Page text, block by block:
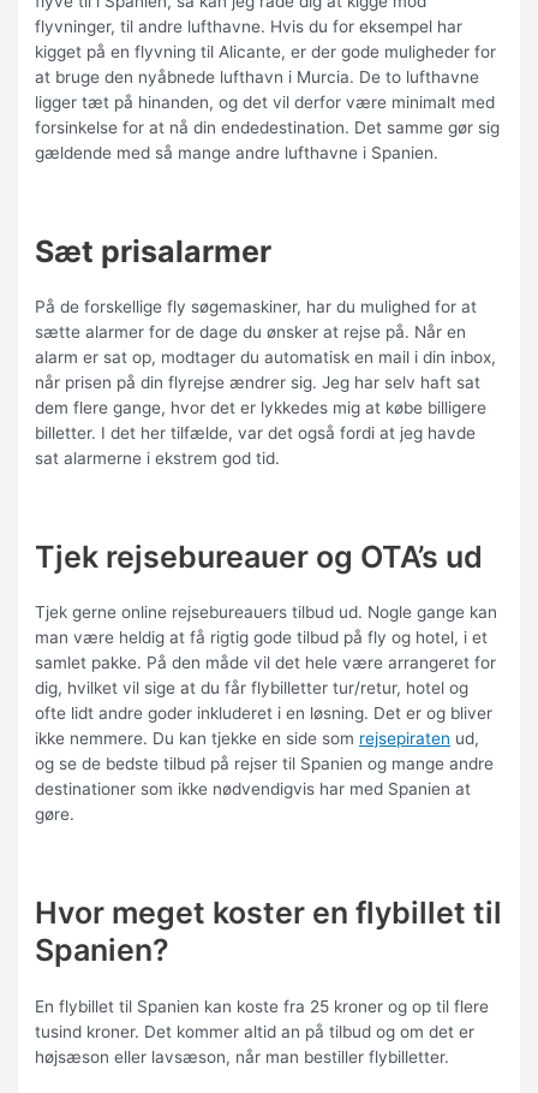
flyvninger, til andre lufthavne. Hvis du for eksempel har
kigget på en flyvning til Alicante, er der gode muligheder for
at bruge den nyåbnede lufthavn i Murcia. De to lufthavne
ligger tæt på hinanden, og det vil derfor være minimalt med
forsinkelse for at nå din endedestination. Det samme gør sig
gældende med så mange andre lufthavne i Spanien.
Sæt prisalarmer
På de forskellige fly søgemaskiner, har du mulighed for at
sætte alarmer for de dage du ønsker at rejse på. Når en
alarm er sat op, modtager du automatisk en mail i din inbox,
når prisen på din flyrejse ændrer sig.Jeg har selv haft sat
dem flere gange, hvor det er lykkedes mig at købe billigere
billetter. I det her tilfælde, var det også fordi at jeg havde
sat alarmerne i ekstrem god tid.
Tjek rejsebureauer og OTA’s ud
Tjek gerne online rejsebureauers tilbud ud. Nogle gange kan
man være heldig at få rigtig gode tilbud på fly og hotel, i et
samlet pakke. På den måde vil det hele være arrangeret for
dig, hvilket vil sige at du får flybilletter tur/retur, hotel og
ofte lidt andre goder inkluderet i en løsning. Det er og bliver
ikke nemmere. Du kan tjekke en side som rejsepiraten ud,
og se de bedste tilbud på rejser til Spanien og mange andre
destinationer som ikke nødvendigvis har med Spanien at
gøre.
Hvor meget koster en flybillet til
Spanien?
En flybillet til Spanien kan koste fra 25 kroner og op til flere
tusind kroner. Det kommer altid an på tilbud og om det er
højsæson eller lavsæson, når man bestiller flybilletter.